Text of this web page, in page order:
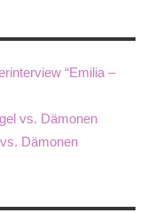
“Emilia –
vs. Dämonen
Dämonen